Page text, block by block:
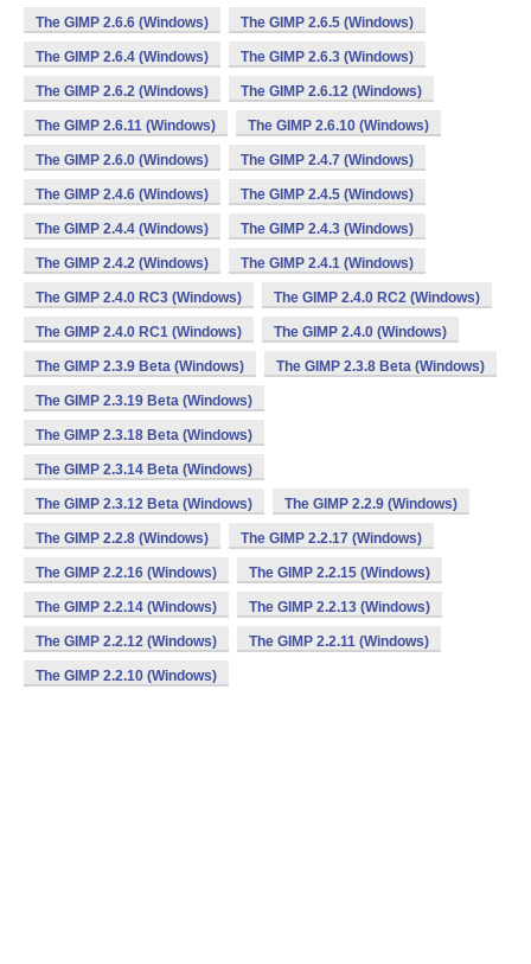
The GIMP 2.6.6 (Windows) The GIMP 2.6.5 (Windows)
The GIMP 2.6.4 (Windows) The GIMP 2.6.3 (Windows)
The GIMP 2.6.2 (Windows) The GIMP 2.6.12 (Windows)
The GIMP 2.6.11 (Windows) The GIMP 2.6.10 (Windows)
The GIMP 2.6.0 (Windows) The GIMP 2.4.7 (Windows)
The GIMP 2.4.6 (Windows) The GIMP 2.4.5 (Windows)
The GIMP 2.4.4 (Windows) The GIMP 2.4.3 (Windows)
The GIMP 2.4.2 (Windows) The GIMP 2.4.1 (Windows)
The GIMP 2.4.0 RC3 (Windows) The GIMP 2.4.0 RC2 (Windows)
The GIMP 2.4.0 RC1 (Windows) The GIMP 2.4.0 (Windows)
The GIMP 2.3.9 Beta (Windows) The GIMP 2.3.8 Beta (Windows)
The GIMP 2.3.19 Beta (Windows)
The GIMP 2.3.18 Beta (Windows)
The GIMP 2.3.14 Beta (Windows)
The GIMP 2.3.12 Beta (Windows) The GIMP 2.2.9 (Windows)
The GIMP 2.2.8 (Windows) The GIMP 2.2.17 (Windows)
The GIMP 2.2.16 (Windows) The GIMP 2.2.15 (Windows)
The GIMP 2.2.14 (Windows) The GIMP 2.2.13 (Windows)
The GIMP 2.2.12 (Windows) The GIMP 2.2.11 (Windows)
The GIMP 2.2.10 (Windows)